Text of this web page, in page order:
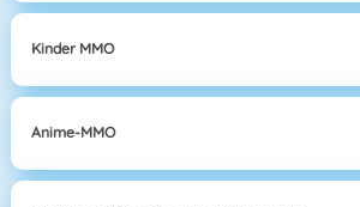
Kinder MMO
Anime-MMO